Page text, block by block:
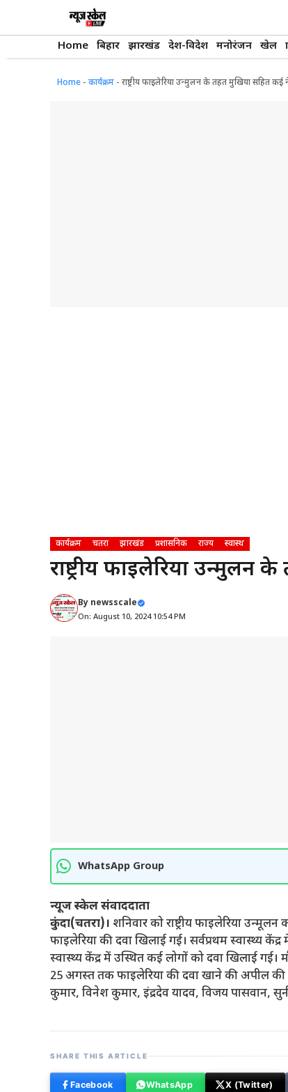
Home बिहार झारखंड देश-विदेश मनोरंजन खेल
Home - कार्यक्रम - राष्ट्रीय फाइलेरिया उन्मुलन के तहत मुखिया सहित कई
कार्यक्रम चतरा झारखंड प्रशासनिक राज्य स्वास्थ
राष्ट्रीय फाइलेरिया
By newsscale
On: August 10, 2024 10:54 PM
WhatsApp Group
न्यूज स्केल संवाददाता
कुंदा(चतरा)। शनिवार को राष्ट्रीय फाइलेरिया
फाइलेरिया की दवा खिलाई गई। सर्वप्रथम स्वास्थ्य
स्वास्थ्य केंद्र में उस्थित कई लोगों को दवा खिलाई
25 अगस्त तक फाइलेरिया की दवा खाने की अपील की
कुमार, विनेश कुमार, इंद्रदेव यादव, विजय पासवान,
SHARE THIS ARTICLE
Facebook WhatsApp X (Twitter)